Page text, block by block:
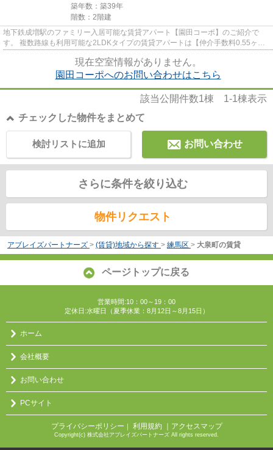
築年数：築39年
階数：2階建
地下鉄成増駅のファミリー入居可能な賃貸アパート【園田コーポ】のご紹介で
す。 複数路線も利用可能な2LDKタイプの賃貸アパートは【仲介手数料0.55ヶ
現在空室情報がありません。
園田コーポへのお問い合わせはこちら
該当公開件数1棟 1-1棟表示
チェックした物件をまとめて
お問い合わせ
検討リストに追加
さらに条件を絞り込む
物件リクエスト
アブレイズパートナーズ > (賃貸)地域から探す > 練馬区 > 大泉町の賃貸
ページトップに戻る
営業時間:10：00～19：00
定休日:水曜日（夏季休業：8月12日～8月15日）
ホーム
会社概要
お問い合わせ
PCサイト
プライバシーポリシー ｜ 利用規約 ｜アクセスマップ
Copyright(c) 株式会社アブレイズパートナーズ All rights reserved.